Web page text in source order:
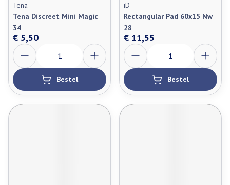
Tena
Tena Discreet Mini Magic
34
€ 5,50
Aantal
Bestel
iD
Rectangular Pad 60x15 Nw
28
€ 11,55
Aantal
Bestel